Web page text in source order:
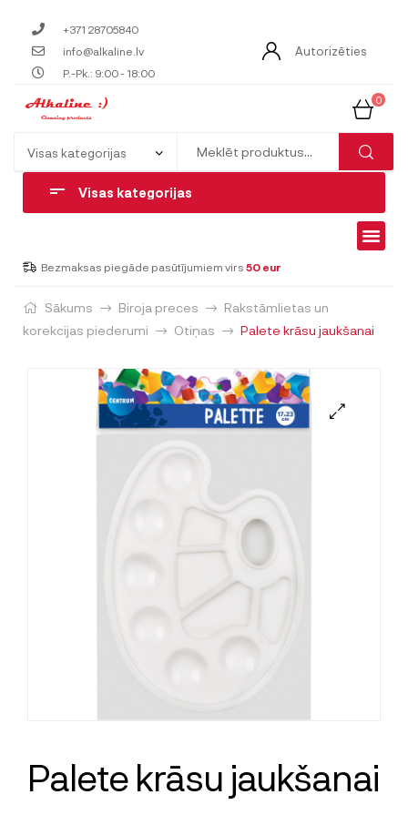
+371 28705840
info@alkaline.lv
P.-Pk.: 9:00 - 18:00
Autorizēties
0
Visas kategorijas
Bezmaksas piegāde pasūtījumiem virs 50 eur
Sākums Biroja preces
Rakstāmlietas un
korekcijas piederumi
Otiņas Palete krāsu jaukšanai
Palete krāsu jaukšanai